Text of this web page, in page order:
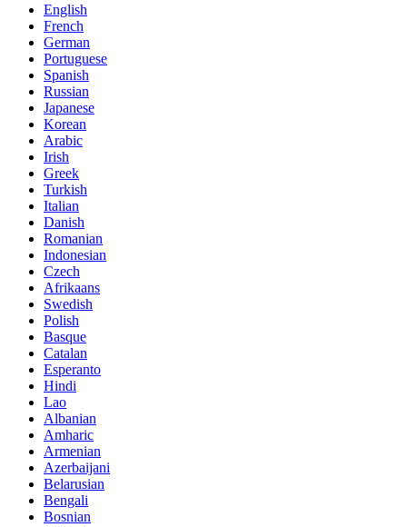
English
French
German
Portuguese
Spanish
Russian
Japanese
Korean
Arabic
Irish
Greek
Turkish
Italian
Danish
Romanian
Indonesian
Czech
Afrikaans
Swedish
Polish
Basque
Catalan
Esperanto
Hindi
Lao
Albanian
Amharic
Armenian
Azerbaijani
Belarusian
Bengali
Bosnian